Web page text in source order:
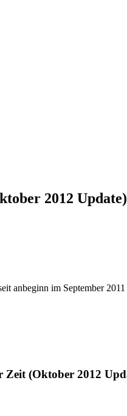
2012 Update)
anbeginn im September
Zeit (Oktober 2012